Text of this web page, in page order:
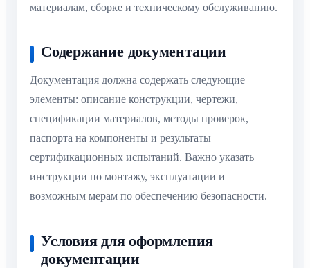
материалам, сборке и техническому обслуживанию.
Содержание документации
Документация должна содержать следующие
элементы: описание конструкции, чертежи,
спецификации материалов, методы проверок,
паспорта на компоненты и результаты
сертификационных испытаний. Важно указать
инструкции по монтажу, эксплуатации и
возможным мерам по обеспечению безопасности.
Условия для оформления
документации